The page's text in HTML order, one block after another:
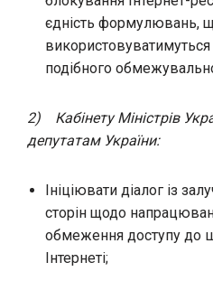
єдність формулювань,
подібного
2)
Кабінету Міністрів
депутатам України:
Ініціювати діалог із
сторін щодо
обмеження доступу до
Інтернеті;